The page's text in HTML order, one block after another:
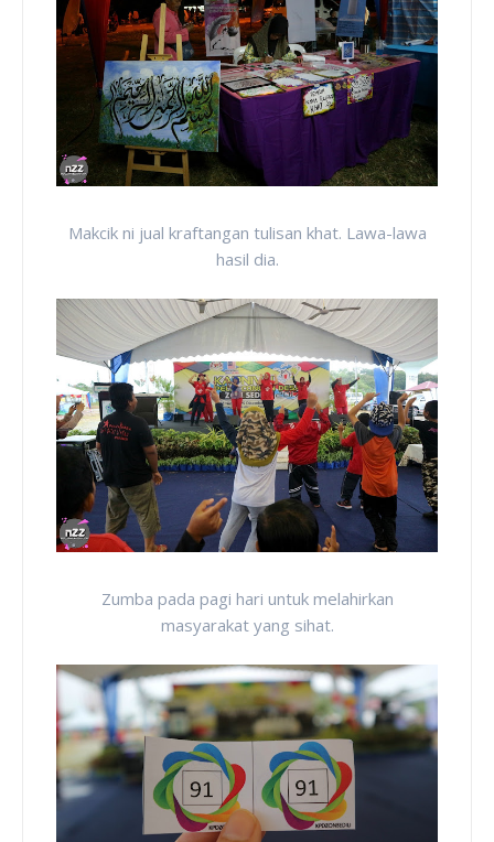
Makcik ni jual kraftangan tulisan khat. Lawa-lawa
hasil dia.
Zumba pada pagi hari untuk melahirkan
masyarakat yang sihat.